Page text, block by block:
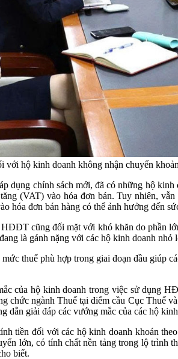
với hộ kinh doanh không nhận chuyển
dụng chính sách mới, đã có những hộ
(VAT) vào hóa đơn bán. Tuy nhiên,
hóa đơn bán hàng có thể ảnh hưởng đến
cũng đối mặt với khó khăn do phần
là gánh nặng với các hộ kinh doanh nhỏ
thuế phù hợp trong giai đoạn đầu giúp
của hộ kinh doanh trong việc sử dụng
chức ngành Thuế tại điểm cầu Cục
dẫn giải đáp các vướng mắc của các hộ
tiền đối với các hộ kinh doanh khoán
lớn, có tính chất nền tảng trong lộ trình
biết.